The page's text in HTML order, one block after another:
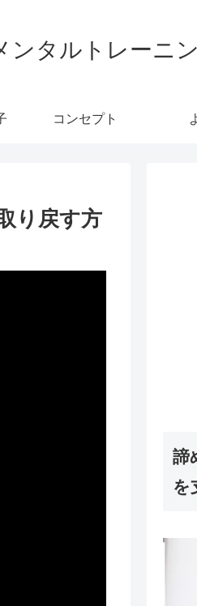
ンタルトレーニ
コンセプト
り戻す方
諦
を